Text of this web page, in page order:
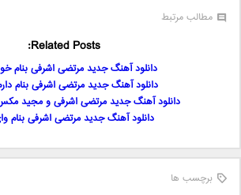
مطالب مرتبط
Related Posts:
دانلود آهنگ جدید مرتضی اشرفی بنام
دانلود آهنگ جدید مرتضی اشرفی بنام
دانلود آهنگ جدید مرتضی اشرفی و مجید
دانلود آهنگ جدید مرتضی اشرفی بنام
برچسب ها